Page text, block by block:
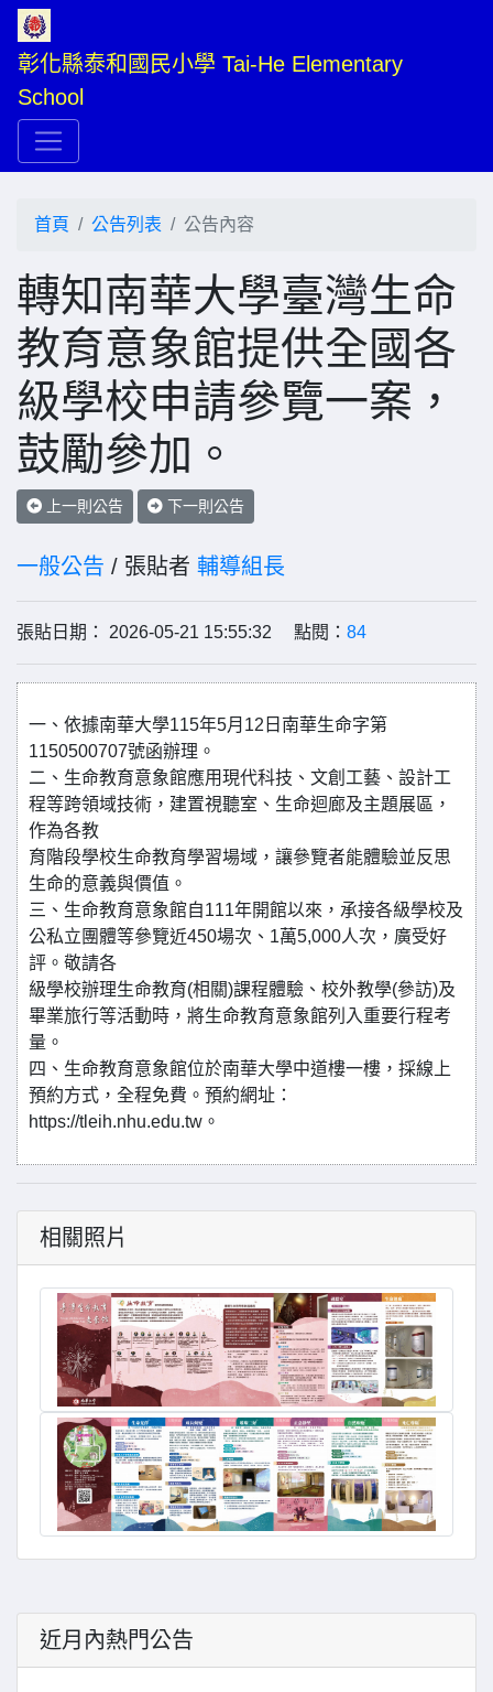
彰化縣泰和國民小學 Tai-He Elementary
School
首頁 公告列表 公告內容
轉知南華大學臺灣生命
教育意象館提供全國各
級學校申請參覽一案，
鼓勵參加。
上一則公告 下一則公告
一般公告 / 張貼者 輔導組長
張貼日期： 2026-05-21 15:55:32 點閱： 84
一、依據南華大學115年5月12日南華生命字第
1150500707號函辦理。
二、生命教育意象館應用現代科技、文創工藝、設計工
程等跨領域技術，建置視聽室、生命迴廊及主題展區，
作為各教
育階段學校生命教育學習場域，讓參覽者能體驗並反思
生命的意義與價值。
三、生命教育意象館自111年開館以來，承接各級學校及
公私立團體等參覽近450場次、1萬5,000人次，廣受好
評。敬請各
級學校辦理生命教育(相關)課程體驗、校外教學(參訪)及
畢業旅行等活動時，將生命教育意象館列入重要行程考
量。
四、生命教育意象館位於南華大學中道樓一樓，採線上
預約方式，全程免費。預約網址：
https://tleih.nhu.edu.tw。
相關照片
近月內熱門公告